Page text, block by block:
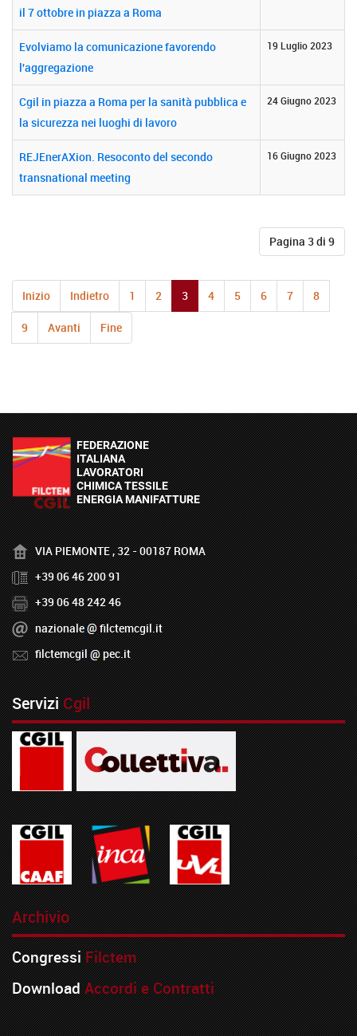
il 7 ottobre in piazza a Roma
Evolviamo la comunicazione favorendo
l'aggregazione
19 Luglio 2023
Cgil in piazza a Roma per la sanità pubblica e
la sicurezza nei luoghi di lavoro
24 Giugno 2023
REJEnerAXion. Resoconto del secondo
transnational meeting
16 Giugno 2023
Pagina 3 di 9
Inizio Indietro 1 2 3 4 5 6 7 8
9 Avanti Fine
VIA PIEMONTE , 32 - 00187 ROMA
+39 06 46 200 91
+39 06 48 242 46
nazionale
filctemcgil.it
filctemcgil
pec.it
ServiziCgil
Archivio
Congressi Filctem
Download Accordi e Contratti